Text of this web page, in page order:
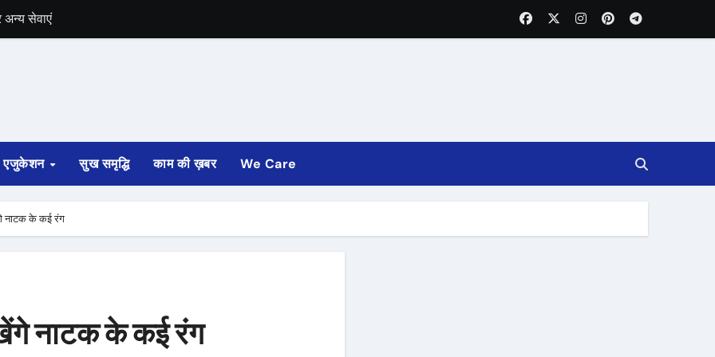
पटरी से उतरी
साफ
रुपए मंजूर किए
तक होगी
एजुकेशन सुख समृद्धि काम की ख़बर We Care
नाटक के कई रंग
नाटक के कई रंग